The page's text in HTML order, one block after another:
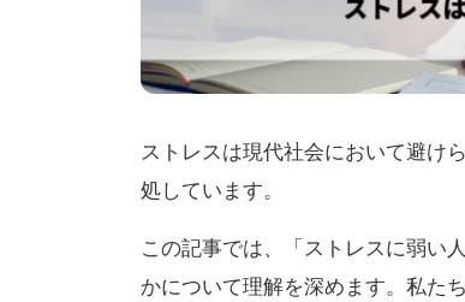
ストレスは現代社会において避け
処しています。
この記事では、「ストレスに弱い
かについて理解を深めます。私た